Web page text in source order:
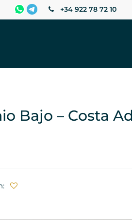
+34 922 78 72 10
Bajo – Costa